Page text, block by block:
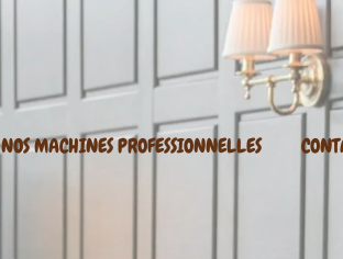
NOS MACHINES PROFESSIONNELLES